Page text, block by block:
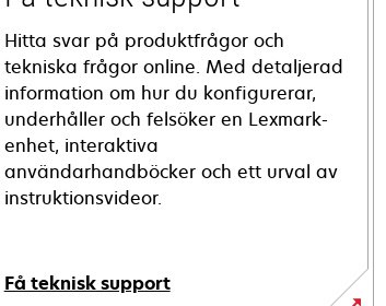
Hitta svar på produktfrågor och
tekniska frågor online. Med detaljerad
information om hur du konfigurerar,
underhåller och felsöker en Lexmark-
enhet, interaktiva
användarhandböcker och ett urval av
instruktionsvideor.
Få teknisk support